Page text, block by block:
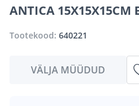
ANTICA 15X15X15CM
Tootekood: 640221
VÄLJA MÜÜDUD